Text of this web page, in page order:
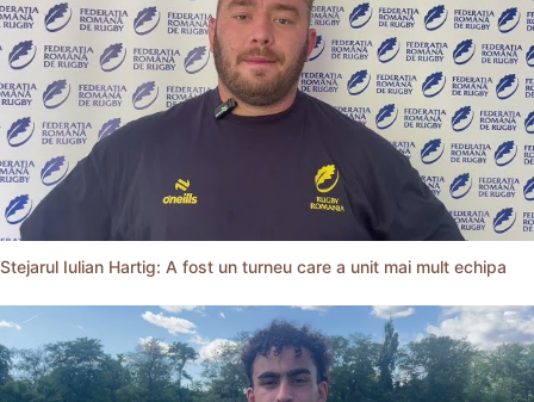
Stejarul Iulian Hartig: A fost un turneu care a unit mai mult echipa